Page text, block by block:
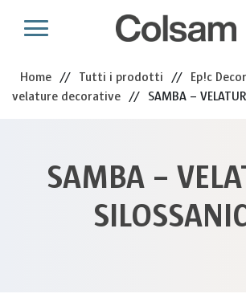
Home // Tutti i prodotti // Ep!c
velature decorative // SAMBA –
SAMBA –